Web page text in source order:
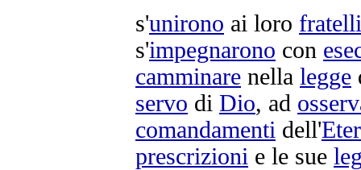
s'unirono ai loro fratelli
s'impegnarono con
camminare nella legge
servo di Dio, ad
comandamenti dell'
prescrizioni e le sue